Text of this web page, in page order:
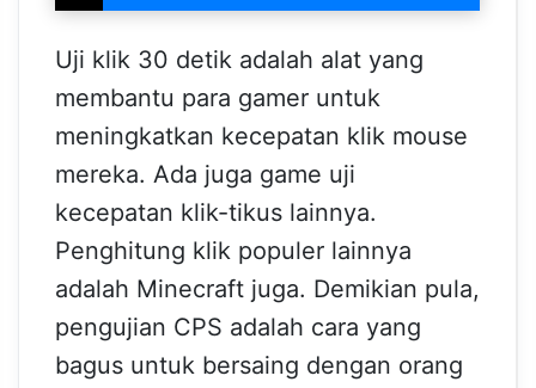
Uji klik 30 detik adalah alat yang
membantu para gamer untuk
meningkatkan kecepatan klik mouse
mereka. Ada juga game uji
kecepatan klik-tikus lainnya.
Penghitung klik populer lainnya
adalah Minecraft juga. Demikian pula,
pengujian CPS adalah cara yang
bagus untuk bersaing dengan orang